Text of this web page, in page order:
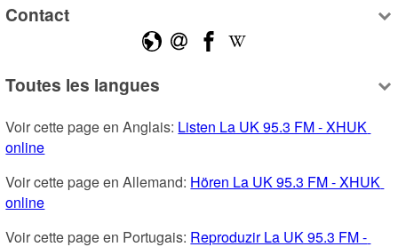
Contact
Toutes les langues
Voir cette page en Anglais: Listen La UK 95.3 FM - XHUK
online
Voir cette page en Allemand: Hören La UK 95.3 FM - XHUK
online
Voir cette page en Portugais: Reproduzir La UK 95.3 FM -